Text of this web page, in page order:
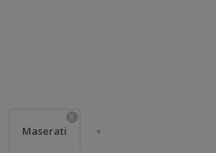
Maserati
X
+